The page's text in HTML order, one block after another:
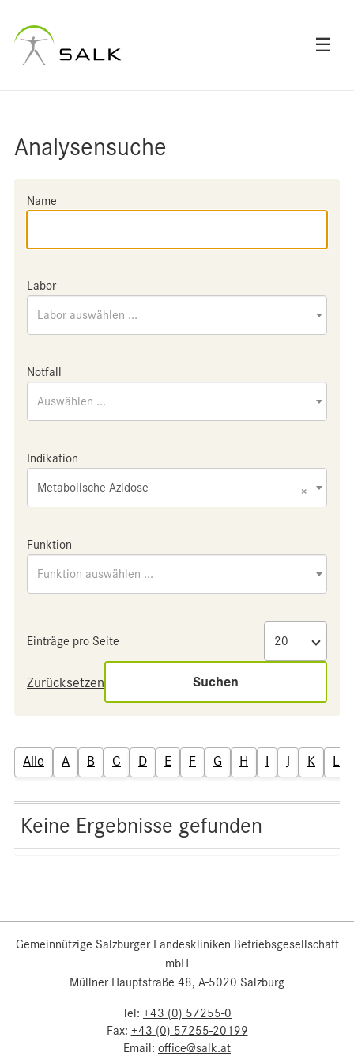
☰
Analysensuche
Name
Labor
Labor auswählen ...
Notfall
Auswählen ...
Indikation
×
Metabolische Azidose
Funktion
Funktion auswählen ...
Einträge pro Seite
Zurücksetzen Suchen
Alle A B C D E F G H I J K L
Keine Ergebnisse gefunden
Gemeinnützige Salzburger Landeskliniken Betriebsgesellschaft
mbH
Müllner Hauptstraße 48, A-5020 Salzburg
Tel: +43 (0) 57255-0
Fax: +43 (0) 57255-20199
Email: office@salk.at